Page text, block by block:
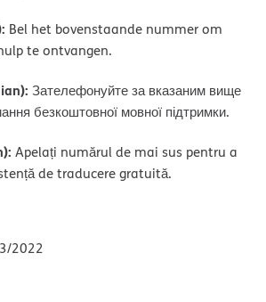
Bel het bovenstaande nummer om
te ontvangen.
Зателефонуйте за вказаним вище
безкоштовної мовної підтримки.
Apelați numărul de mai sus pentru a
de traducere gratuită.
2022